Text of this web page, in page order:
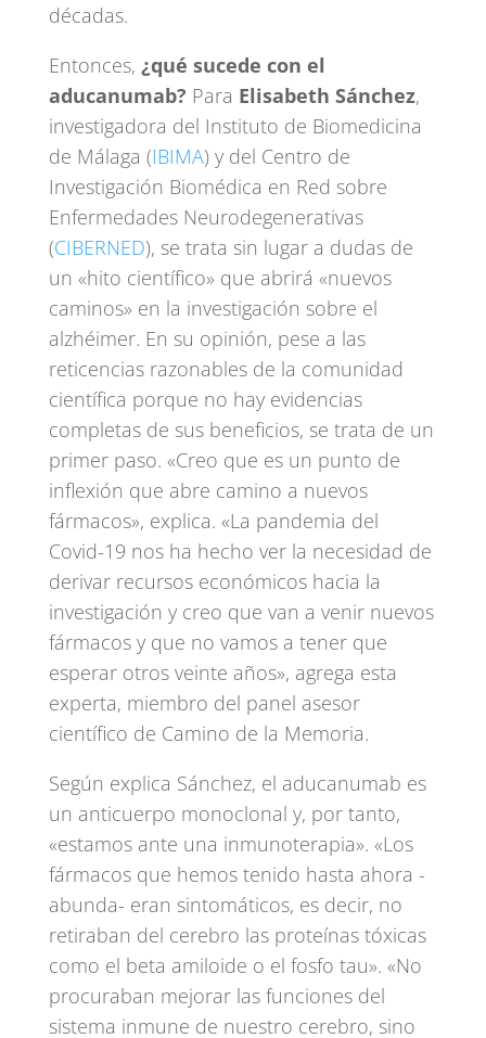
décadas.
Entonces, ¿qué sucede con el
aducanumab? Para Elisabeth Sánchez,
investigadora del Instituto de Biomedicina
de Málaga (IBIMA) y del Centro de
Investigación Biomédica en Red sobre
Enfermedades Neurodegenerativas
(CIBERNED), se trata sin lugar a dudas de
un «hito científico» que abrirá «nuevos
caminos» en la investigación sobre el
alzhéimer. En su opinión, pese a las
reticencias razonables de la comunidad
científica porque no hay evidencias
completas de sus beneficios, se trata de un
primer paso. «Creo que es un punto de
inflexión que abre camino a nuevos
fármacos», explica. «La pandemia del
Covid-19 nos ha hecho ver la necesidad de
derivar recursos económicos hacia la
investigación y creo que van a venir nuevos
fármacos y que no vamos a tener que
esperar otros veinte años», agrega esta
experta, miembro del panel asesor
científico de Camino de la Memoria.
Según explica Sánchez, el aducanumab es
un anticuerpo monoclonal y, por tanto,
«estamos ante una inmunoterapia». «Los
fármacos que hemos tenido hasta ahora -
abunda- eran sintomáticos, es decir, no
retiraban del cerebro las proteínas tóxicas
como el beta amiloide o el fosfo tau». «No
procuraban mejorar las funciones del
sistema inmune de nuestro cerebro, sino